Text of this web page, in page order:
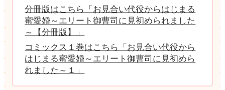
分冊版はこちら「お見合い代役からはじまる
蜜愛婚～エリート御曹司に見初められました
～【分冊版】」
コミックス１巻はこちら「お見合い代役から
はじまる蜜愛婚～エリート御曹司に見初めら
れました～１」